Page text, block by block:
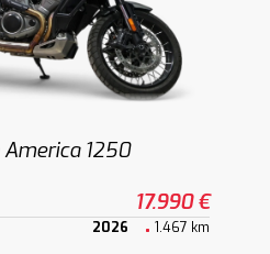
1250
17.990 €
2026 1.467 km